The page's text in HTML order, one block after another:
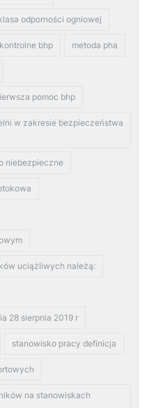
odporności ogniowej
bhp metoda pha
pomoc bhp
w zakresie bezpieczeństwa
niebezpieczne
uciążliwych należą:
28 sierpnia 2019 r
stanowisko pracy definicja
na stanowiskach